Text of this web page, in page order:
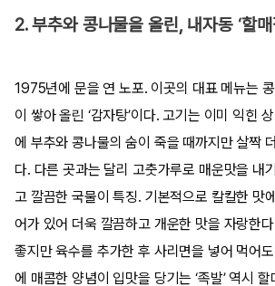
2. 부추와 콩나물을 올린, 내자동 ‘할매
1975년에 문을 연 노포. 이곳의 대표 메뉴는
이 쌓아 올린 ‘감자탕’이다. 고기는 이미 익힌
에 부추와 콩나물의 숨이 죽을 때까지만 살짝
다. 다른 곳과는 달리 고춧가루로 매운맛을 내
고 깔끔한 국물이 특징. 기본적으로 칼칼한 맛
어가 있어 더욱 깔끔하고 개운한 맛을 자랑한
좋지만 육수를 추가한 후 사리면을 넣어 먹어
에 매콤한 양념이 입맛을 당기는 ‘족발’ 역시